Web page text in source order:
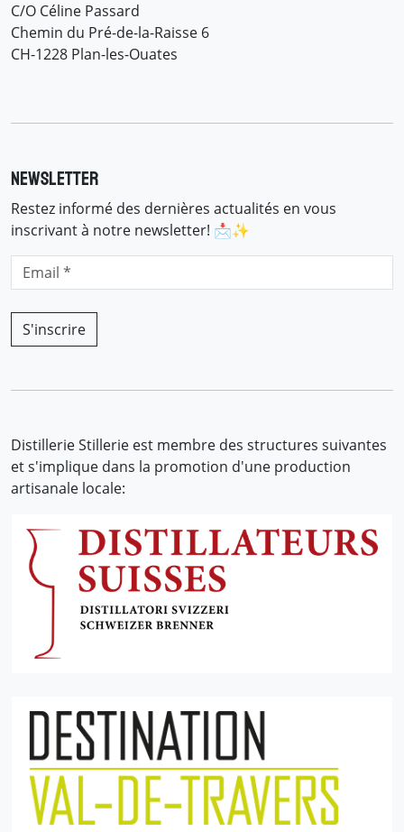
C/O Céline Passard
Chemin du Pré-de-la-Raisse 6
CH-1228 Plan-les-Ouates
Newsletter
Restez informé des dernières actualités en vous
inscrivant à notre newsletter! 📩✨
Distillerie Stillerie est membre des structures suivantes
et s'implique dans la promotion d'une production
artisanale locale: